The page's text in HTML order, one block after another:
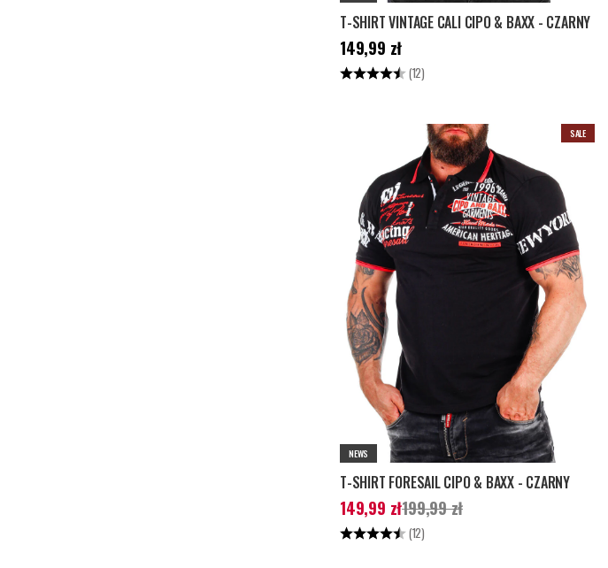
T-SHIRT VINTAGE CALI CIPO & BAXX - CZARNY
Cena :149,99 zł
149,99 zł
Ocena: (12)
SALE
NEWS
T-SHIRT FORESAIL CIPO & BAXX - CZARNY
Aktualna cena:149,99 zł
199,99 zł
149,99 zł199,99 zł
Ocena: (12)